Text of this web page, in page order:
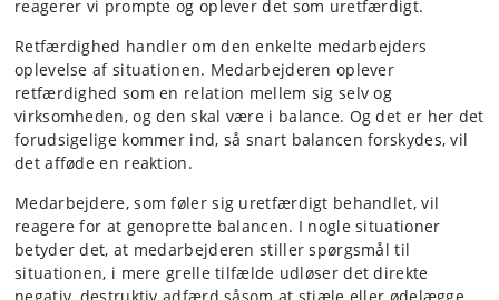
reagerer vi prompte og oplever det som uretfærdigt.
Retfærdighed handler om den enkelte medarbejders
oplevelse af situationen. Medarbejderen oplever
retfærdighed som en relation mellem sig selv og
virksomheden, og den skal være i balance. Og det er her det
forudsigelige kommer ind, så snart balancen forskydes, vil
det afføde en reaktion.
Medarbejdere, som føler sig uretfærdigt behandlet, vil
reagere for at genoprette balancen. I nogle situationer
betyder det, at medarbejderen stiller spørgsmål til
situationen, i mere grelle tilfælde udløser det direkte